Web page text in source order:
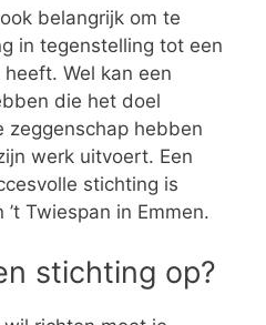
belangrijk om te
in tegenstelling tot een
Wel kan een
die het doel
zeggenschap hebben
werk uitvoert. Een
stichting is
Twiespan in Emmen.
stichting op?